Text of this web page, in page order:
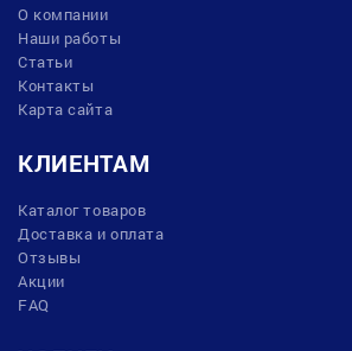
О компании
Наши работы
Статьи
Контакты
Карта сайта
КЛИЕНТАМ
Каталог товаров
Доставка и оплата
Отзывы
Акции
FAQ